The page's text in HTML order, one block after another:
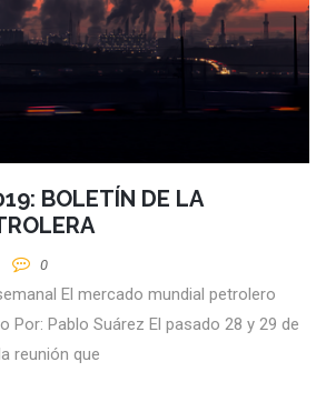
BOLETÍN DE LA
0
El mercado mundial petrolero
Por: Pablo Suárez El pasado 28 y 29 de
reunión que